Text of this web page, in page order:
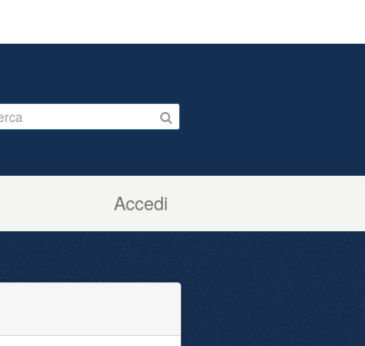
Accedi